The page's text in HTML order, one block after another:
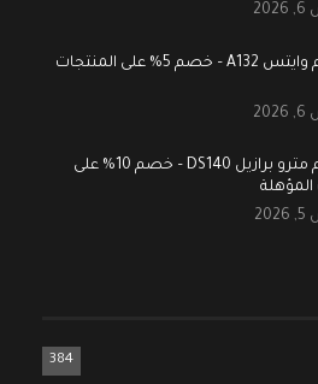
كود خصم وايتس A132 – خصم 5% على المنتجات
كود خصم مترو برازيل DS140 – خصم 10% على
المؤهلة
384